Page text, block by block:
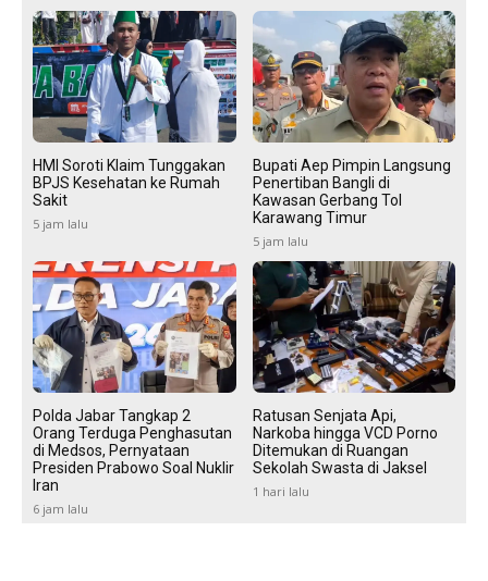
HMI Soroti Klaim Tunggakan
BPJS Kesehatan ke Rumah
Sakit
5 jam lalu
Bupati Aep Pimpin Langsung
Penertiban Bangli di
Kawasan Gerbang Tol
Karawang Timur
5 jam lalu
Polda Jabar Tangkap 2
Orang Terduga Penghasutan
di Medsos, Pernyataan
Presiden Prabowo Soal Nuklir
Iran
6 jam lalu
Ratusan Senjata Api,
Narkoba hingga VCD Porno
Ditemukan di Ruangan
Sekolah Swasta di Jaksel
1 hari lalu